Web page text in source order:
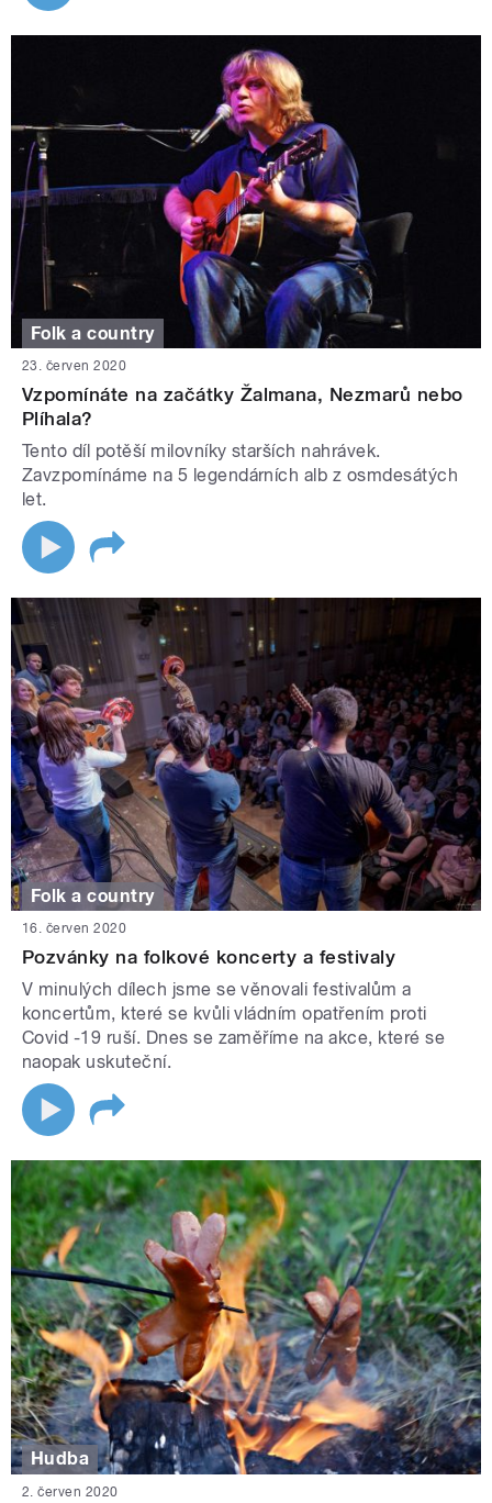
Folk a country
23. červen 2020
Vzpomínáte na začátky Žalmana, Nezmarů nebo
Plíhala?
Tento díl potěší milovníky starších nahrávek.
Zavzpomínáme na 5 legendárních alb z osmdesátých
let.
Folk a country
16. červen 2020
Pozvánky na folkové koncerty a festivaly
V minulých dílech jsme se věnovali festivalům a
koncertům, které se kvůli vládním opatřením proti
Covid -19 ruší. Dnes se zaměříme na akce, které se
naopak uskuteční.
Hudba
2. červen 2020